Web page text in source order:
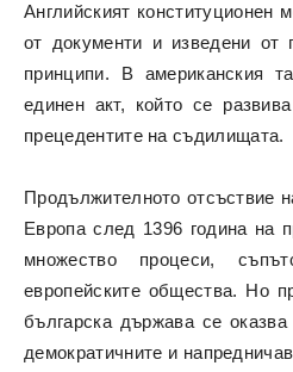
Английският конституционен
от документи и изведени от
принципи. В американския
единен акт, който се
прецедентите на съдилищата.
Продължителното отсъствие
Европа след 1396 година на
множество процеси,
европейските общества. Но
българска държава се
демократичните и